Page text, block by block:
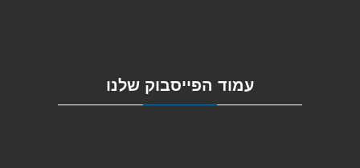
עמוד הפייסבוק שלנו